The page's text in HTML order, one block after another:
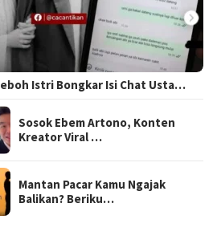
Istri Bongkar Isi Chat Usta…
Sosok Ebem Artono, Konten
Kreator Viral …
Mantan Pacar Kamu Ngajak
Balikan? Beriku…